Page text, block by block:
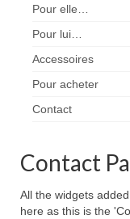
Pour elle…
Pour lui…
Accessoires
Pour acheter
Contact
Contact
All the widgets
here as this is the